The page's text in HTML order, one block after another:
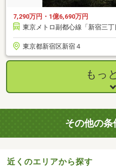
7,290万円・1億6,690万円
東京メトロ副都心線「新宿三丁
東京都新宿区新宿４
もっ
その他の
近くのエリアから探す